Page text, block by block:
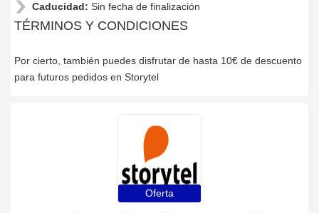
Caducidad: Sin fecha de finalización
TÉRMINOS Y CONDICIONES
Por cierto, también puedes disfrutar de hasta 10€ de descuento
para futuros pedidos en Storytel
Oferta